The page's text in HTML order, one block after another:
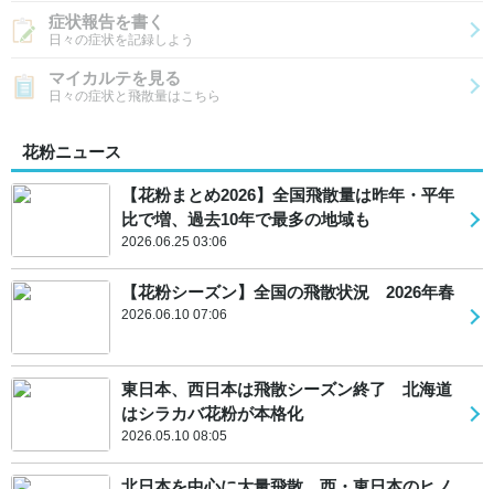
症状報告を書く
日々の症状を記録しよう
マイカルテを見る
日々の症状と飛散量はこちら
花粉ニュース
【花粉まとめ2026】全国飛散量は昨年・平年
比で増、過去10年で最多の地域も
2026.06.25 03:06
【花粉シーズン】全国の飛散状況 2026年春
2026.06.10 07:06
東日本、西日本は飛散シーズン終了 北海道
はシラカバ花粉が本格化
2026.05.10 08:05